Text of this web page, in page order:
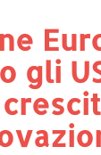
gli